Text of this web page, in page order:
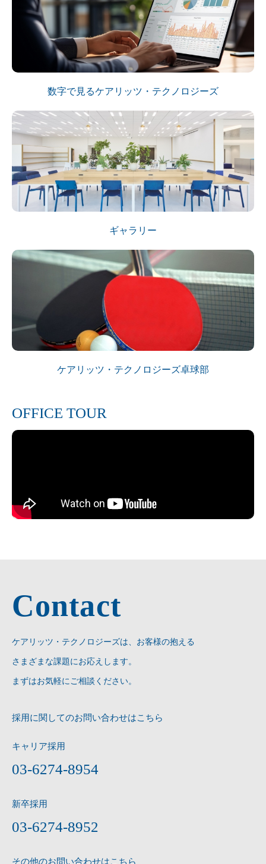
数字で見るケアリッツ・テクノロジーズ
ギャラリー
ケアリッツ・テクノロジーズ卓球部
OFFICE TOUR
Contact
ケアリッツ・テクノロジーズは、お客様の抱える
さまざまな課題にお応えします。
まずはお気軽にご相談ください。
採用に関してのお問い合わせはこちら
キャリア採用
03-6274-8954
新卒採用
03-6274-8952
その他のお問い合わせはこちら